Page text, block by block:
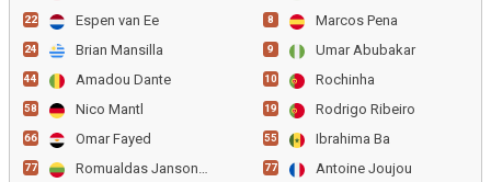
22 Espen van Ee
24 Brian Mansilla
44 Amadou Dante
58 Nico Mantl
66 Omar Fayed
77 Romualdas Jansonas
8 Marcos Pena
9 Umar Abubakar
10 Rochinha
19 Rodrigo Ribeiro
55 Ibrahima Ba
77 Antoine Joujou